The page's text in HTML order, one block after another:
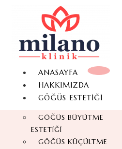
ANASAYFA
HAKKIMIZDA
GÖĞÜS ESTETIĞI
GÖĞÜS BÜYÜTME
ESTETIĞI
GÖĞÜS KÜÇÜLTME